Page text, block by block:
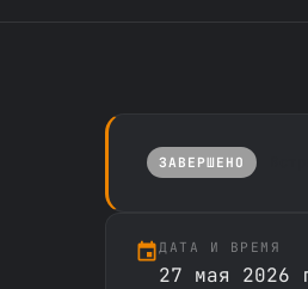
ЗАВЕРШЕНО
ДАТА И ВРЕМЯ
27 мая 2026